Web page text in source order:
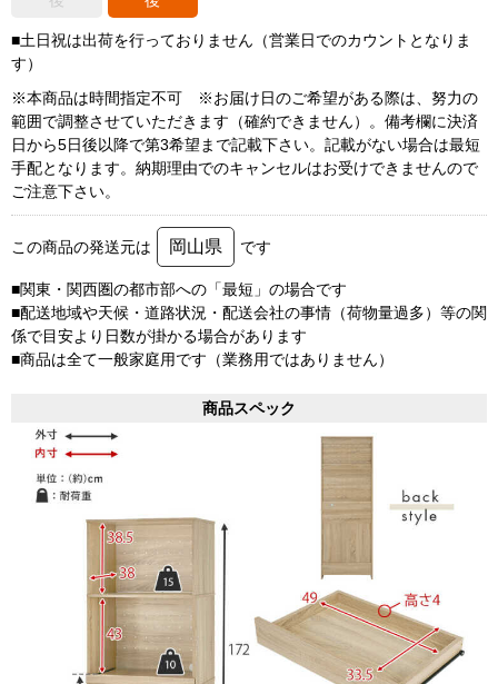
■土日祝は出荷を行っておりません（営業日でのカウントとなりま
す）
※本商品は時間指定不可 ※お届け日のご希望がある際は、努力の
範囲で調整させていただきます（確約できません）。備考欄に決済
日から5日後以降で第3希望まで記載下さい。記載がない場合は最短
手配となります。納期理由でのキャンセルはお受けできませんので
ご注意下さい。
この商品の発送元は 岡山県 です
■関東・関西圏の都市部への「最短」の場合です
■配送地域や天候・道路状況・配送会社の事情（荷物量過多）等の関
係で目安より日数が掛かる場合があります
■商品は全て一般家庭用です（業務用ではありません）
商品スペック